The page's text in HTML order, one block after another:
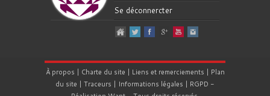
Se déconnercter
À propos | Charte du site | Liens et remerciements | Plan
du site | Traceurs | Informations légales | RGPD -